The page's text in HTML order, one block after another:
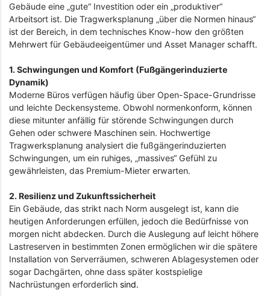
Gebäude eine „gute“ Investition oder ein „produktiver“
Arbeitsort ist. Die Tragwerksplanung „über die Normen hinaus“
ist der Bereich, in dem technisches Know-how den größten
Mehrwert für Gebäudeeigentümer und Asset Manager schafft.
1. Schwingungen und Komfort (Fußgängerinduzierte
Dynamik)
Moderne Büros verfügen häufig über Open-Space-Grundrisse
und leichte Deckensysteme. Obwohl normenkonform, können
diese mitunter anfällig für störende Schwingungen durch
Gehen oder schwere Maschinen sein. Hochwertige
Tragwerksplanung analysiert die fußgängerinduzierten
Schwingungen, um ein ruhiges, „massives“ Gefühl zu
gewährleisten, das Premium-Mieter erwarten.
2. Resilienz und Zukunftssicherheit
Ein Gebäude, das strikt nach Norm ausgelegt ist, kann die
heutigen Anforderungen erfüllen, jedoch die Bedürfnisse von
morgen nicht abdecken. Durch die Auslegung auf leicht höhere
Lastreserven in bestimmten Zonen ermöglichen wir die spätere
Installation von Serverräumen, schweren Ablagesystemen oder
sogar Dachgärten, ohne dass später kostspielige
Nachrüstungen erforderlich sind.